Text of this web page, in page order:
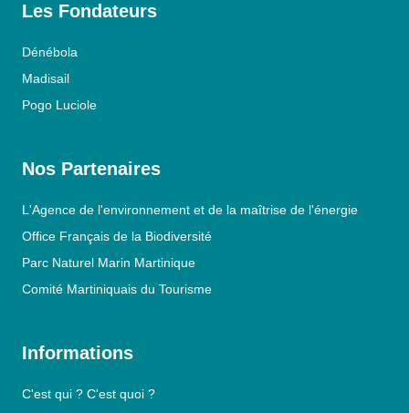
Les Fondateurs
Dénébola
Madisail
Pogo Luciole
Nos Partenaires
L'Agence de l'environnement et de la maîtrise de l'énergie
Office Français de la Biodiversité
Parc Naturel Marin Martinique
Comité Martiniquais du Tourisme
Informations
C'est qui ? C'est quoi ?